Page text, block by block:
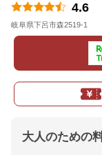
4.6
岐阜県下呂市森2519-1
大人のための